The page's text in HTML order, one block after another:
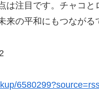
は注目です。チャコ
来の平和にもつなが